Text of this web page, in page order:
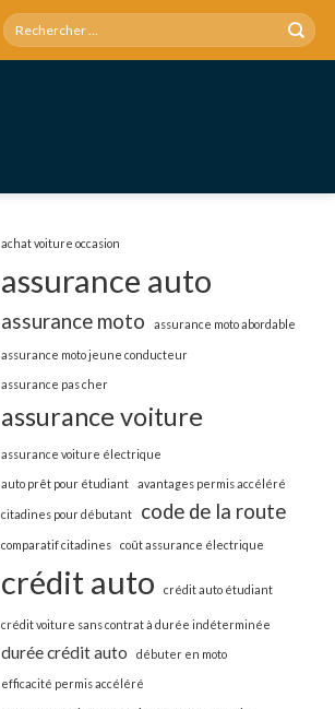
achat voiture occasion
assurance auto
assurance moto assurance moto abordable
assurance moto jeune conducteur
assurance pas cher
assurance voiture
assurance voiture électrique
auto prêt pour étudiant avantages permis accéléré
citadines pour débutant code de la route
comparatif citadines coût assurance électrique
crédit auto crédit auto étudiant
crédit voiture sans contrat à durée indéterminée
durée crédit auto débuter en moto
efficacité permis accéléré